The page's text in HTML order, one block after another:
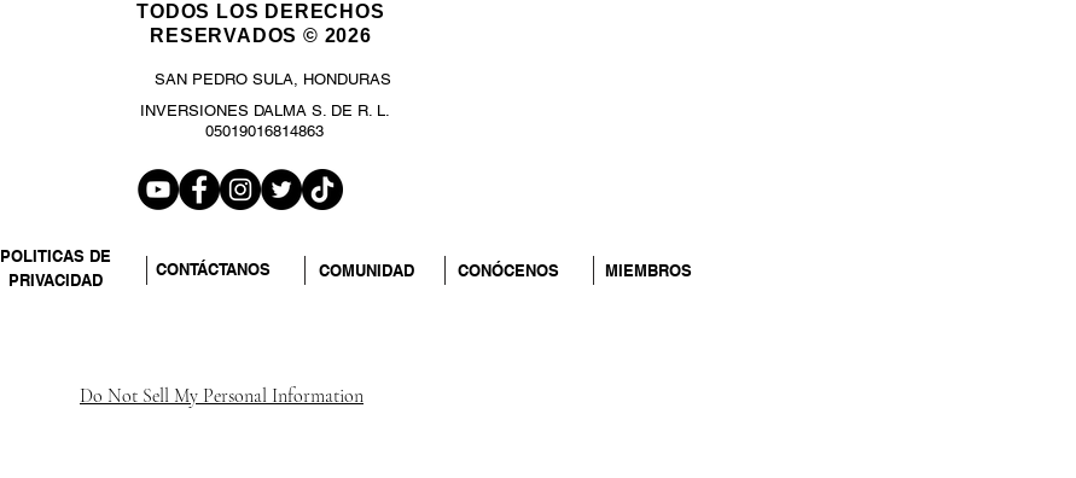
TODOS LOS DERECHOS
RESERVADOS © 2026
SAN PEDRO SULA, HONDURAS
INVERSIONES DALMA S. DE R. L.
05019016814863
POLITICAS DE
PRIVACIDAD
CONTÁCTANOS COMUNIDAD CONÓCENOS MIEMBROS
Do Not Sell My Personal Information